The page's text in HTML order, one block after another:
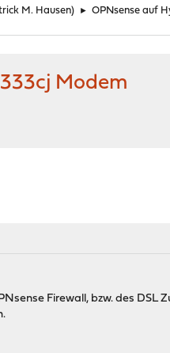
M. Hausen) ► OPNsense auf
Modem
Firewall, bzw. des DSL